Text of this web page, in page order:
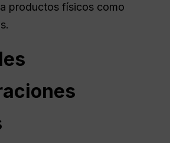
productos físicos como